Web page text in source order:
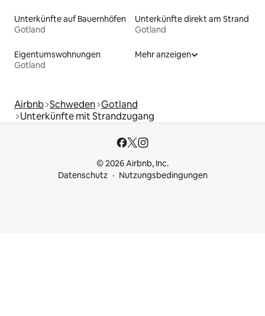
Unterkünfte auf Bauernhöfen
Gotland
Unterkünfte direkt am Strand
Gotland
Eigentumswohnungen
Gotland
Mehr anzeigen
Airbnb Schweden Gotland
Unterkünfte mit Strandzugang
© 2026 Airbnb, Inc.
Datenschutz
Nutzungsbedingungen